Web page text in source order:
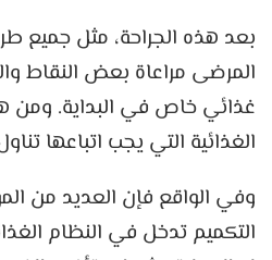
بعد هذه الجراحة، مثل جميع
المرضى مراعاة بعض النقاط
غذائي خاص في البداية. ومن
الغذائية التي يجب اتباعها
وفي الواقع فإن العديد من
التكميم تدخل في النظام